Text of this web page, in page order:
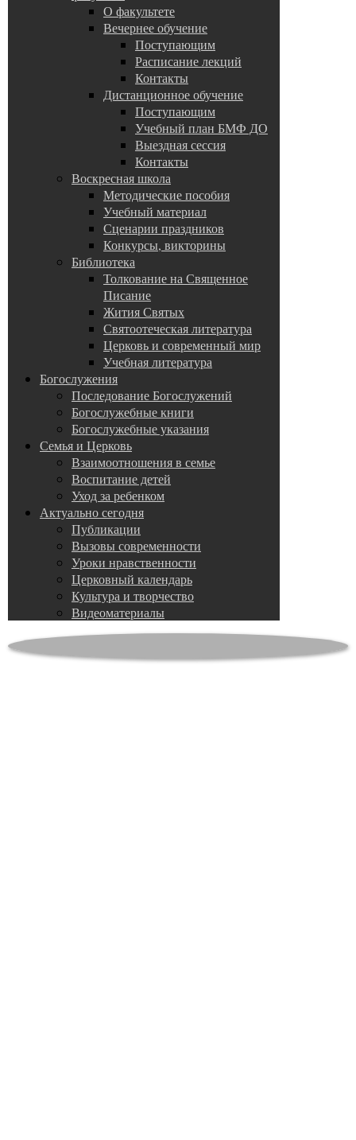
О факультете
Вечернее обучение
Поступающим
Расписание лекций
Контакты
Дистанционное обучение
Поступающим
Учебный план БМФ ДО
Выездная сессия
Контакты
Воскресная школа
Методические пособия
Учебный материал
Сценарии праздников
Конкурсы, викторины
Библиотека
Толкование на Священное
Писание
Жития Святых
Святоотеческая литература
Церковь и современный мир
Учебная литература
Богослужения
Последование Богослужений
Богослужебные книги
Богослужебные указания
Семья и Церковь
Взаимоотношения в семье
Воспитание детей
Уход за ребенком
Актуально сегодня
Публикации
Вызовы современности
Уроки нравственности
Церковный календарь
Культура и творчество
Видеоматериалы